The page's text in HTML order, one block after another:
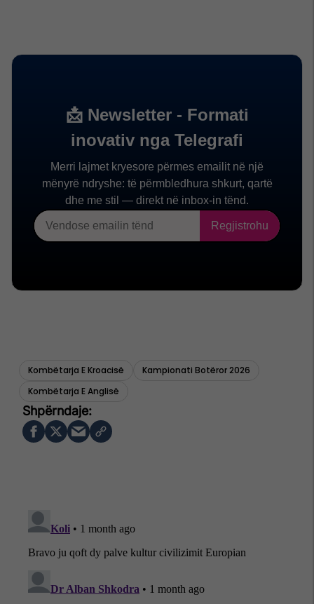
Kombëtarja E Kroacisë
Kampionati Botëror 2026
Kombëtarja E Anglisë